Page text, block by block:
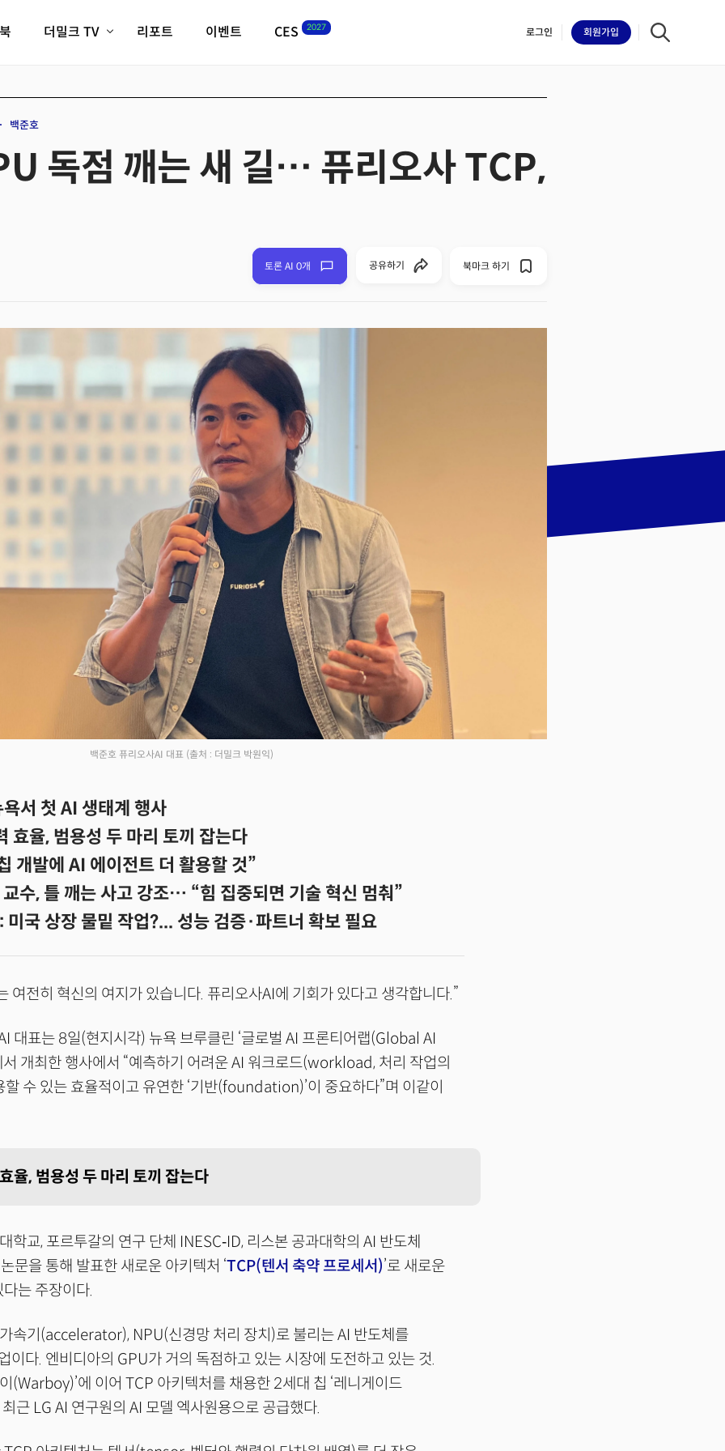
더밀크 TV
크리스의 뉴욕 시그널
리포트 이벤트 CES 2027
필드 가이드
CES2027 with TheMiilk
로그인 회원가입
백준호
독점 깨는 새 길… 퓨리오사 TCP,
토론 AI 0개 공유하기
Facebook Twitter
기사링크 복사하기
북마크 하기
백준호 퓨리오사AI 대표 (출처 : 더밀크 박원익)
서 첫 AI 생태계 행사
효율, 범용성 두 마리 토끼 잡는다
개발에 AI 에이전트 더 활용할 것”
수, 틀 깨는 사고 강조… “힘 집중되면 기술 혁신 멈춰”
미국 상장 물밑 작업?... 성능 검증·파트너 확보 필요
여전히 혁신의 여지가 있습니다. 퓨리오사AI에 기회가 있다고 생각합니다.”
대표는 8일(현지시각) 뉴욕 브루클린 ‘글로벌 AI 프론티어랩(Global AI
개최한 행사에서 “예측하기 어려운 AI 워크로드(workload, 처리 작업의
수 있는 효율적이고 유연한 ‘기반(foundation)’이 중요하다”며 이같이
율, 범용성 두 마리 토끼 잡는다
학교, 포르투갈의 연구 단체 INESC‑ID, 리스본 공과대학의 AI 반도체
문을 통해 발표한 새로운 아키텍처 ‘TCP(텐서 축약 프로세서)’로 새로운
는 주장이다.
속기(accelerator), NPU(신경망 처리 장치)로 불리는 AI 반도체를
이다. 엔비디아의 GPU가 거의 독점하고 있는 시장에 도전하고 있는 것.
(Warboy)’에 이어 TCP 아키텍처를 채용한 2세대 칩 ‘레니게이드
근 LG AI 연구원의 AI 모델 엑사원용으로 공급했다.